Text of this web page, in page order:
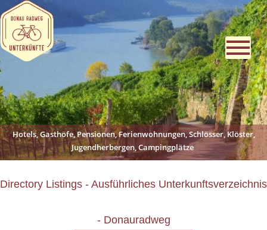
Hotels, Gasthöfe, Pensionen, Ferienwohnungen, Schlösser, Klöster,
Jugendherbergen, Campingplätze
Directory Listings - Ausführliches Unterkunftsverzeichnis
- Donauradweg